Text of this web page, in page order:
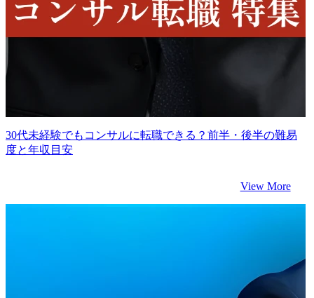
30代未経験でもコンサルに転職できる？前半・後半の難易
度と年収目安
View More